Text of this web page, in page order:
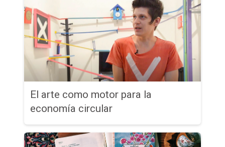
El arte como motor para la
economía circular